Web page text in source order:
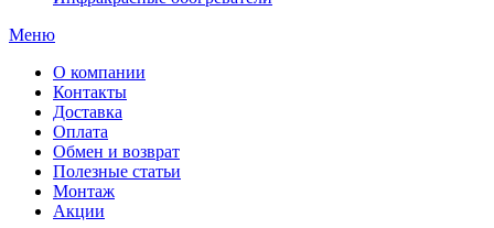
Меню
О компании
Контакты
Доставка
Оплата
Обмен и возврат
Полезные статьи
Монтаж
Акции